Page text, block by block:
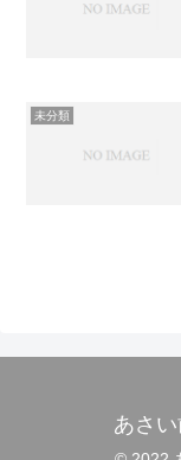
未分類
あさ